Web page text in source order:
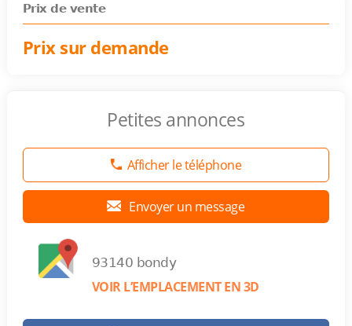
Prix de vente
Prix sur demande
Petites annonces
Afficher le téléphone
Envoyer un message
93140 bondy
VOIR L’EMPLACEMENT EN 3D